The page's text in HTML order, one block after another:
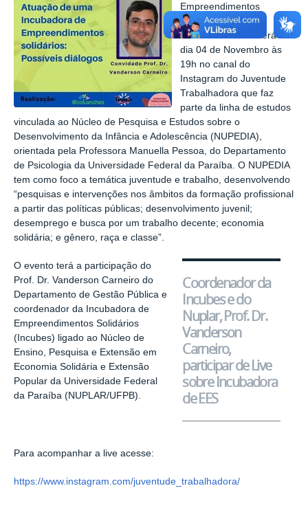
Empreendimentos
Solidários: Diálogos
Possíveis” acontecerá no
dia 04 de Novembro às
19h no canal do
Instagram do Juventude
Trabalhadora que faz
parte da linha de estudos
vinculada ao Núcleo de Pesquisa e Estudos sobre o
Desenvolvimento da Infância e Adolescência (NUPEDIA),
orientada pela Professora Manuella Pessoa, do Departamento
de Psicologia da Universidade Federal da Paraíba. O NUPEDIA
tem como foco a temática juventude e trabalho, desenvolvendo
“pesquisas e intervenções nos âmbitos da formação profissional
a partir das políticas públicas; desenvolvimento juvenil;
desemprego e busca por um trabalho decente; economia
solidária; e gênero, raça e classe”.
Coordenador da
Incubes e do
Nuplar, Prof. Dr.
Vanderson
Carneiro,
participar de Live
sobre Incubadora
de EES
O evento terá a participação do
Prof. Dr. Vanderson Carneiro do
Departamento de Gestão Pública e
coordenador da Incubadora de
Empreendimentos Solidários
(Incubes) ligado ao Núcleo de
Ensino, Pesquisa e Extensão em
Economia Solidária e Extensão
Popular da Universidade Federal
da Paraíba (NUPLAR/UFPB).
Para acompanhar a live acesse:
https://www.instagram.com/juventude_trabalhadora/